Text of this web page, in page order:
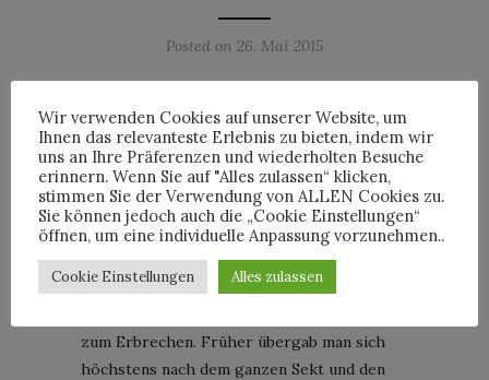
Posted on 26. Mai 2015
Weltfrieden, Mord und die drei Tenöre.
Früher hatte man sich neben den Outfits
während der Punktevergabe noch auf ein
paar nuttige Fummel gefreut oder wie im
letzten Jahr auf polnische Pornopuppen, die
sicher nicht nur die Butter auf der Bühne
hart gemacht haben. Das ist vorbei. Dieses
zum Erbrechen. Früher übergab man sich
höchstens nach dem ganzen Sekt und den
Wir verwenden Cookies auf unserer Website, um
Ihnen das relevanteste Erlebnis zu bieten, indem wir
uns an Ihre Präferenzen und wiederholten Besuche
erinnern. Wenn Sie auf "Alles zulassen“ klicken,
stimmen Sie der Verwendung von ALLEN Cookies zu.
Sie können jedoch auch die „Cookie Einstellungen“
öffnen, um eine individuelle Anpassung vorzunehmen..
Cookie Einstellungen Alles zulassen